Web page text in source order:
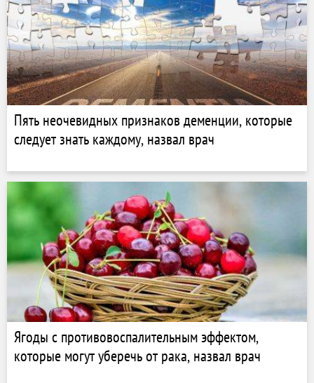
Пять неочевидных признаков деменции, которые
следует знать каждому, назвал врач
Ягоды с противовоспалительным эффектом,
которые могут уберечь от рака, назвал врач